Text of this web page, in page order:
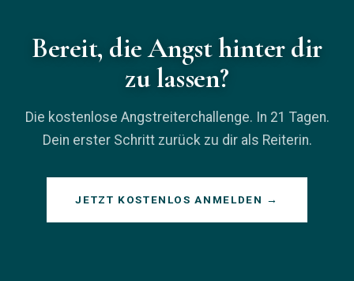
Bereit, die Angst hinter dir
zu lassen?
Die kostenlose Angstreiterchallenge. In 21 Tagen.
Dein erster Schritt zurück zu dir als Reiterin.
JETZT KOSTENLOS ANMELDEN →